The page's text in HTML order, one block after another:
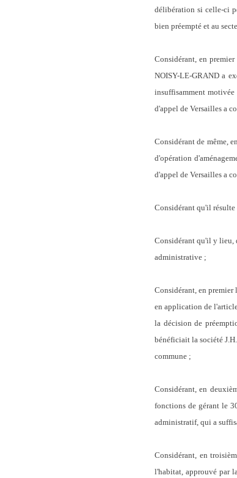
délibération si celle-ci
bien préempté et au
Considérant, en
NOISY-LE-GRAND a
insuffisamment
d'appel de Versailles a
Considérant de même,
d'opération
d'appel de Versailles a
Considérant qu'il
Considérant qu'il y lieu,
administrative ;
Considérant, en
en application de
la décision de
bénéficiait la société
commune ;
Considérant, en
fonctions de gérant le
administratif, qui a
Considérant, en
l'habitat, approuvé par